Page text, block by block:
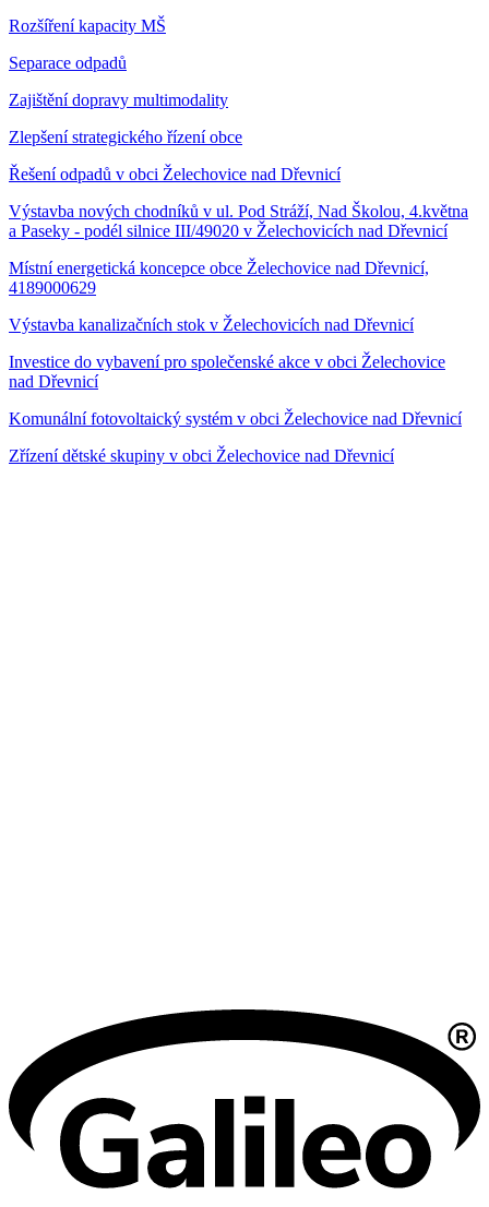
Rozšíření kapacity MŠ
Separace odpadů
Zajištění dopravy multimodality
Zlepšení strategického řízení obce
Řešení odpadů v obci Želechovice nad Dřevnicí
Výstavba nových chodníků v ul. Pod Stráží, Nad Školou, 4.května
a Paseky - podél silnice III/49020 v Želechovicích nad Dřevnicí
Místní energetická koncepce obce Želechovice nad Dřevnicí,
4189000629
Výstavba kanalizačních stok v Želechovicích nad Dřevnicí
Investice do vybavení pro společenské akce v obci Želechovice
nad Dřevnicí
Komunální fotovoltaický systém v obci Želechovice nad Dřevnicí
Zřízení dětské skupiny v obci Želechovice nad Dřevnicí